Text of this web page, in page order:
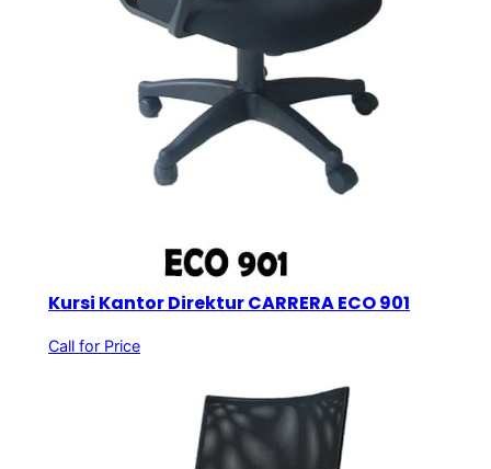
Kursi Kantor Direktur CARRERA ECO 901
Call for Price